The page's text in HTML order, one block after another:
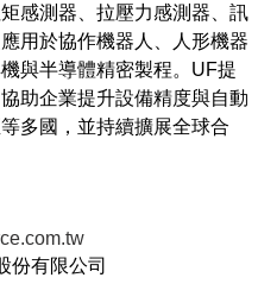
感測器、拉壓力感測器、訊
用於協作機器人、人形機器
與半導體精密製程。UF提
助企業提升設備精度與自動
多國，並持續擴展全球合
份有限公司